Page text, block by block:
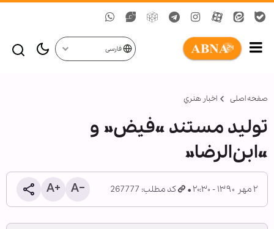
فارسی
صفحه اصلی اخبار هنري
تولید مستند «فیض» و
«ابن‌الرضا»
۲ مهر ۱۳۹۰ - ۲۰:۳۰ کد مطلب: 267777